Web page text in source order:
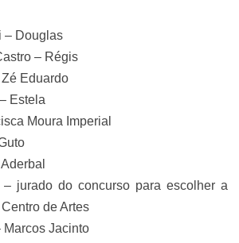
– Douglas
– Régis
Eduardo
Estela
Moura Imperial
– jurado do concurso para escolher a
de Artes
Marcos Jacinto